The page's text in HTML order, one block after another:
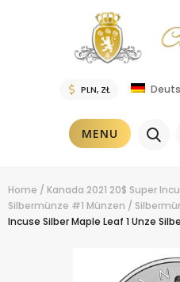
MENU
Home / Kanada 2021 20$ Super
Silbermünze #1 Münzen /
Incuse Silber Maple Leaf 1 Unze